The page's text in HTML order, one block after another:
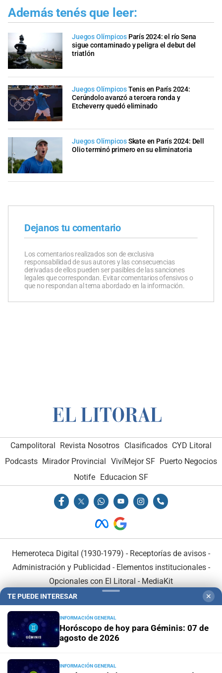
Además tenés que leer:
Juegos Olímpicos París 2024: el río Sena
sigue contaminado y peligra el debut del
triatlón
Juegos OlímpicosTenis en París 2024:
Cerúndolo avanzó a tercera ronda y
Etcheverry quedó eliminado
Juegos OlímpicosSkate en París 2024: Dell
Olio terminó primero en su eliminatoria
Dejanos tu comentario
Los comentarios realizados son de exclusiva
responsabilidad de sus autores y las consecuencias
derivadas de ellos pueden ser pasibles de las sanciones
legales que correspondan. Evitar comentarios ofensivos o
que no respondan al tema abordado en la información.
Campolitoral Revista Nosotros Clasificados CYD Litoral
Podcasts Mirador Provincial VivíMejor SF Puerto Negocios
Notife
Educacion SF
Hemeroteca Digital (1930-1979) - Receptorías de avisos -
Administración y Publicidad - Elementos institucionales-
Opcionales con El Litoral - MediaKit
TE PUEDE INTERESAR ✕
INFORMACIÓN GENERAL
Horóscopo de hoy para Géminis: 07 de
agosto de 2026
INFORMACIÓN GENERAL